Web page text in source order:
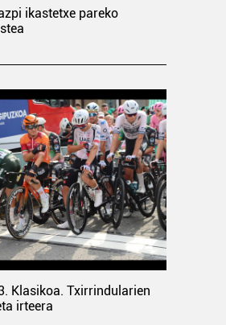
ikastetxe pareko
Klasikoa. Txirrindularien
irteera